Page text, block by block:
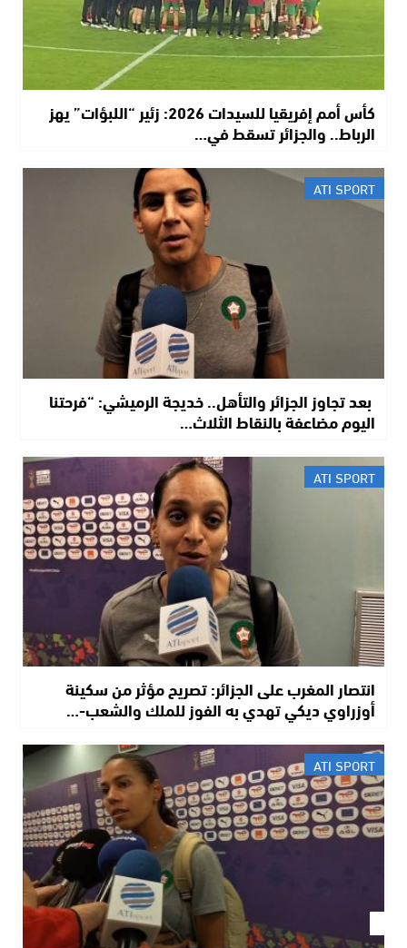
كأس أمم إفريقيا للسيدات 2026: زئير “اللبؤات” يهز
الرباط.. والجزائر تسقط في…
ATI SPORT
​ بعد تجاوز الجزائر والتأهل.. خديجة الرميشي: “فرحتنا
اليوم مضاعفة بالنقاط الثلاث…
ATI SPORT
انتصار المغرب على الجزائر: تصريح مؤثر من سكينة
أوزراوي ديكي تهدي به الفوز للملك والشعب-…
ATI SPORT